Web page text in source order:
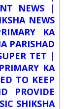
NEWS |
NEWS
KA
PARISHAD
TET |
PRIMARY KA
TO KEEP
PROVIDE
SHIKSHA